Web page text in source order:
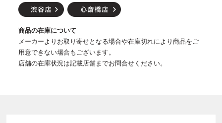
商品の在庫について
メーカーよりお取り寄せとなる場合や在庫切れにより商品をご
用意できない場合もございます。
店舗の在庫状況は記載店舗までお問合せください。